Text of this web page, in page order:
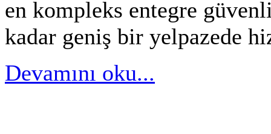
en kompleks entegre
kadar geniş bir yelpazede
Devamını oku...